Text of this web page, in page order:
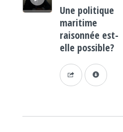
Une politique
maritime
raisonnée est-
elle possible?